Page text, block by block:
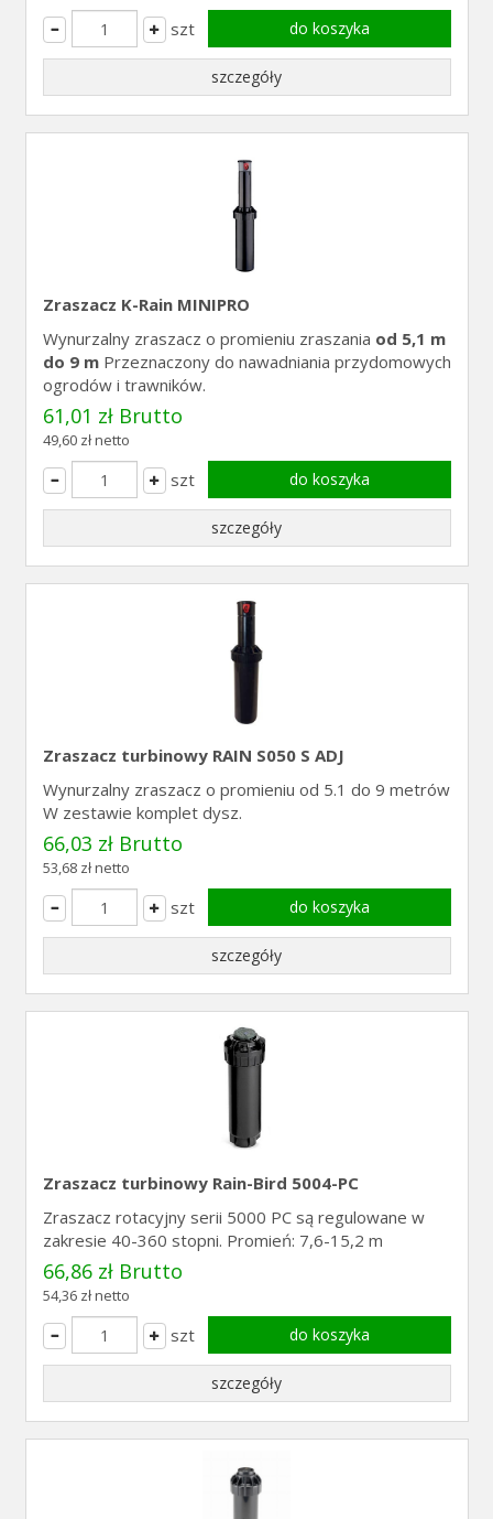
szt do koszyka
szczegóły
Zraszacz K-Rain MINIPRO
Wynurzalny zraszacz o promieniu zraszania od 5,1 m
do 9 mPrzeznaczony do nawadniania przydomowych
ogrodów i trawników.
61,01 zł Brutto
49,60 zł netto
szt do koszyka
szczegóły
Zraszacz turbinowy RAIN S050 S ADJ
Wynurzalny zraszacz o promieniu od 5.1 do 9 metrów
W zestawie komplet dysz.
66,03 zł Brutto
53,68 zł netto
szt do koszyka
szczegóły
Zraszacz turbinowy Rain-Bird 5004-PC
Zraszacz rotacyjny serii 5000 PC są regulowane w
zakresie 40-360 stopni. Promień: 7,6-15,2 m
66,86 zł Brutto
54,36 zł netto
szt do koszyka
szczegóły